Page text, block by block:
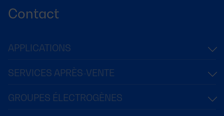
Contact
APPLICATIONS
SERVICES APRÈS-VENTE
GROUPES ÉLECTROGÈNES